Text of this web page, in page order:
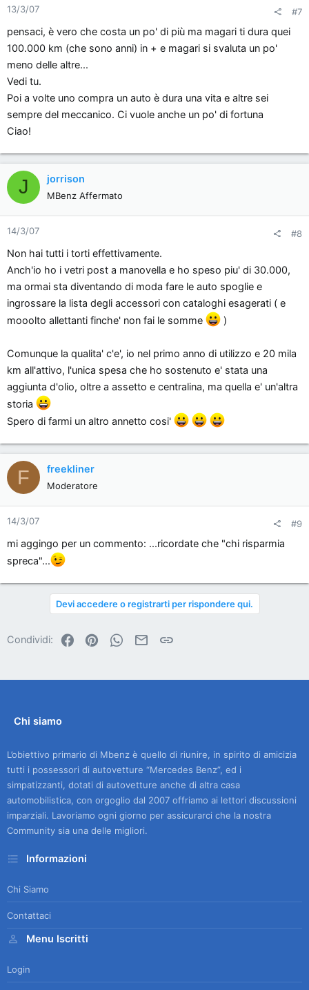
13/3/07 #7
pensaci, è vero che costa un po' di più ma magari ti dura quei
100.000 km (che sono anni) in + e magari si svaluta un po'
meno delle altre...
Vedi tu.
Poi a volte uno compra un auto è dura una vita e altre sei
sempre del meccanico. Ci vuole anche un po' di fortuna
Ciao!
J jorrison
MBenz Affermato
14/3/07 #8
Non hai tutti i torti effettivamente.
Anch'io ho i vetri post a manovella e ho speso piu' di 30.000,
ma ormai sta diventando di moda fare le auto spoglie e
ingrossare la lista degli accessori con cataloghi esagerati ( e
mooolto allettanti finche' non fai le somme
)
Comunque la qualita' c'e', io nel primo anno di utilizzo e 20 mila
km all'attivo, l'unica spesa che ho sostenuto e' stata una
aggiunta d'olio, oltre a assetto e centralina, ma quella e' un'altra
storia
Spero di farmi un altro annetto cosi'
F freekliner
Moderatore
14/3/07 #9
mi aggingo per un commento: ...ricordate che "chi risparmia
spreca"...
Devi accedere o registrarti per rispondere qui.
Condividi: FacebookPinterestWhatsApp
Email
Chi siamo
L’obiettivo primario di Mbenz è quello di riunire, in spirito di amicizia
tutti i possessori di autovetture “Mercedes Benz”, ed i
simpatizzanti, dotati di autovetture anche di altra casa
automobilistica, con orgoglio dal 2007 offriamo ai lettori discussioni
imparziali. Lavoriamo ogni giorno per assicurarci che la nostra
Community sia una delle migliori.
Informazioni
Chi Siamo
Contattaci
Menu Iscritti
Login